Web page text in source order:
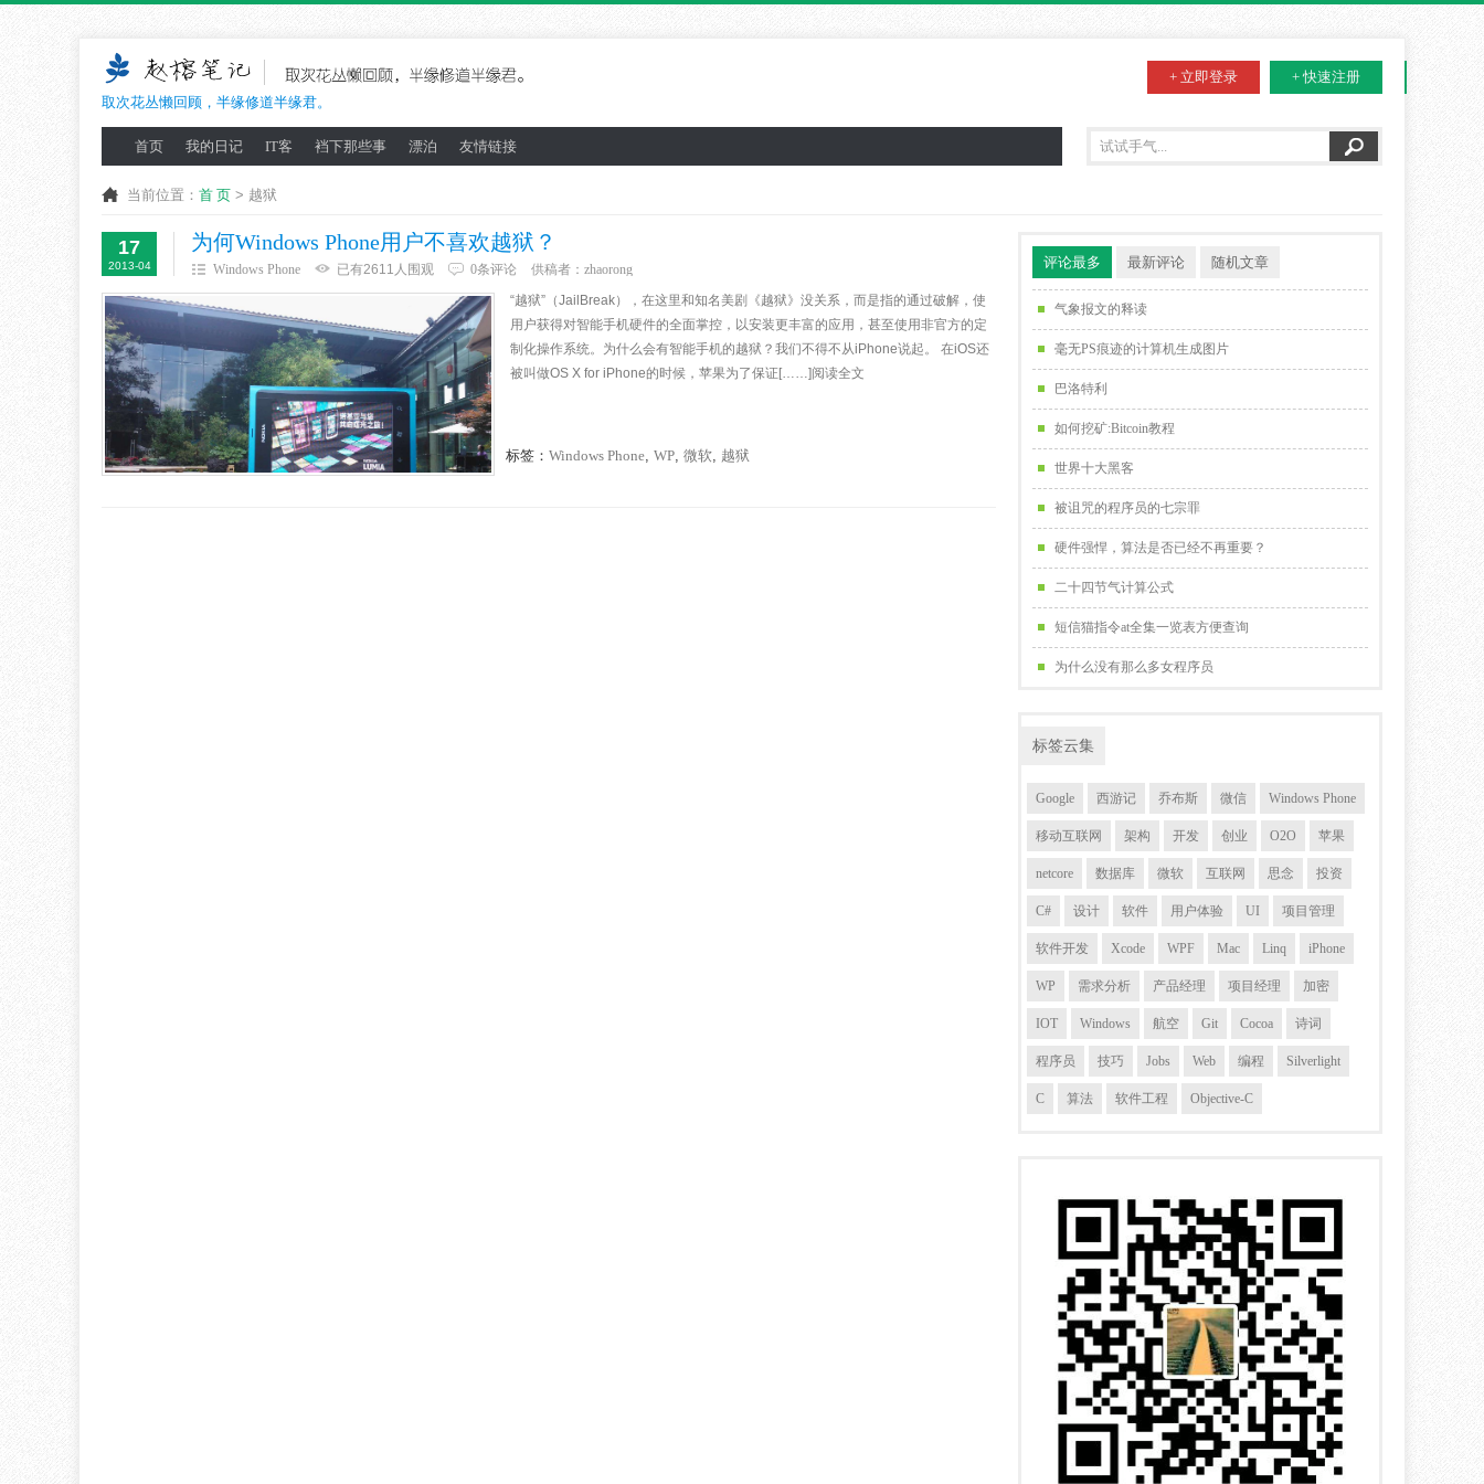
取次花丛懒回顾，半缘修道半缘君。
+ 立即登录 + 快速注册
首页 我的日记 IT客 裆下那些事 漂泊 友情链接
当前位置： 首 页 > 越狱
17
2013-04
为何Windows Phone用户不喜欢越狱？
Windows Phone 已有2611人围观 0条评论 供稿者： zhaorong
“越狱”（JailBreak），在这里和知名美剧《越狱》没关系，而是指的通过破解，使
用户获得对智能手机硬件的全面掌控，以安装更丰富的应用，甚至使用非官方的定
制化操作系统。为什么会有智能手机的越狱？我们不得不从iPhone说起。 在iOS还
被叫做OS X for iPhone的时候，苹果为了保证[……]阅读全文
标签： Windows Phone, WP, 微软, 越狱
评论最多 最新评论 随机文章
气象报文的释读
毫无PS痕迹的计算机生成图片
巴洛特利
如何挖矿:Bitcoin教程
世界十大黑客
被诅咒的程序员的七宗罪
硬件强悍，算法是否已经不再重要？
二十四节气计算公式
短信猫指令at全集一览表方便查询
为什么没有那么多女程序员
标签云集
Google 西游记 乔布斯 微信 Windows Phone
移动互联网 架构 开发 创业 O2O 苹果
netcore 数据库 微软 互联网 思念 投资
C# 设计 软件 用户体验 UI 项目管理
软件开发 Xcode WPF Mac Linq iPhone
WP 需求分析 产品经理 项目经理 加密
IOT Windows 航空 Git Cocoa 诗词
程序员 技巧 Jobs Web 编程 Silverlight
C 算法 软件工程 Objective-C